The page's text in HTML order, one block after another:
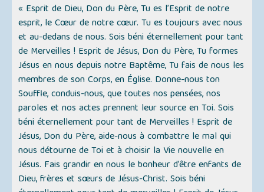
« Esprit de Dieu, Don du Père, Tu es l’Esprit de notre
esprit, le Cœur de notre cœur. Tu es toujours avec nous
et au-dedans de nous. Sois béni éternellement pour tant
de Merveilles ! Esprit de Jésus, Don du Père, Tu formes
Jésus en nous depuis notre Baptême, Tu fais de nous les
membres de son Corps, en Église. Donne-nous ton
Souffle, conduis-nous, que toutes nos pensées, nos
paroles et nos actes prennent leur source en Toi. Sois
béni éternellement pour tant de Merveilles ! Esprit de
Jésus, Don du Père, aide-nous à combattre le mal qui
nous détourne de Toi et à choisir la Vie nouvelle en
Jésus. Fais grandir en nous le bonheur d’être enfants de
Dieu, frères et sœurs de Jésus-Christ. Sois béni